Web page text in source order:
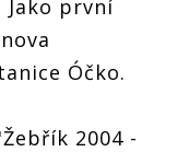
Jako první
Óčko.
2004 -